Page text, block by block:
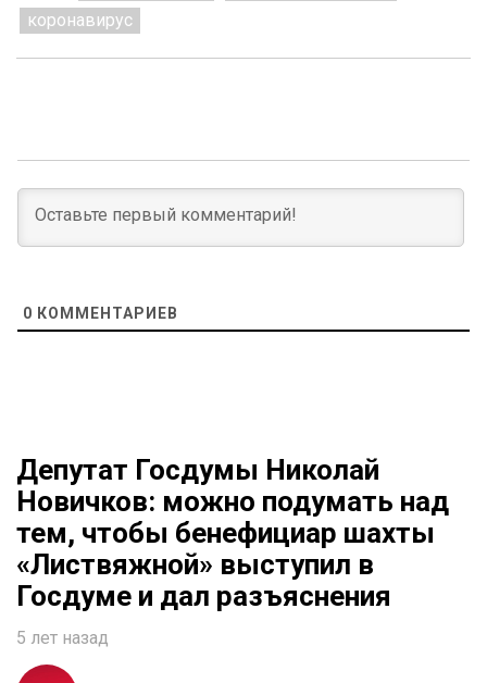
коронавирус
0 КОММЕНТАРИЕВ
Депутат Госдумы Николай
Новичков: можно подумать над
тем, чтобы бенефициар шахты
«Листвяжной» выступил в
Госдуме и дал разъяснения
5 лет назад